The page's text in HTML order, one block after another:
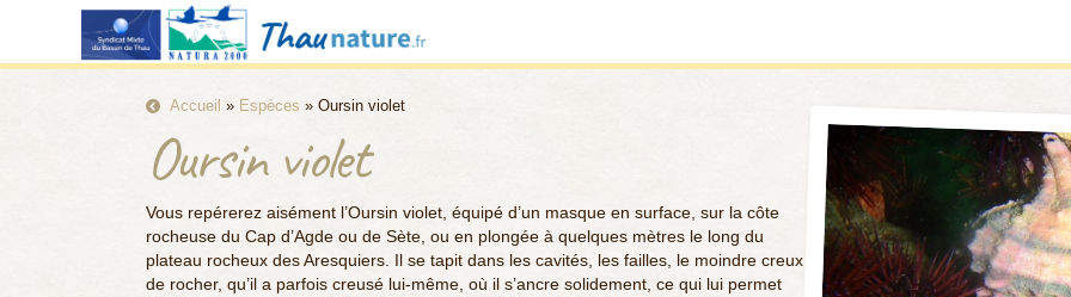
Accueil » Espèces » Oursin violet
Oursin violet
Vous repérerez aisément l’Oursin violet, équipé d’un masque en surface, sur la côte
rocheuse du Cap d’Agde ou de Sète, ou en plongée à quelques mètres le long du
plateau rocheux des Aresquiers. Il se tapit dans les cavités, les failles, le moindre creux
de rocher, qu’il a parfois creusé lui-même, où il s’ancre solidement, ce qui lui permet